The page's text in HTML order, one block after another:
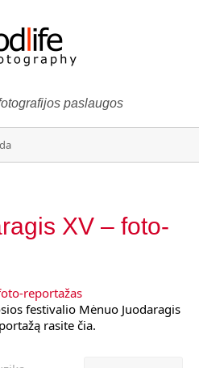
paslaugos
XV – foto-
festivalio Mėnuo Juodaragis
rasite čia.